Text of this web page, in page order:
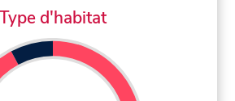
Type d'habitat